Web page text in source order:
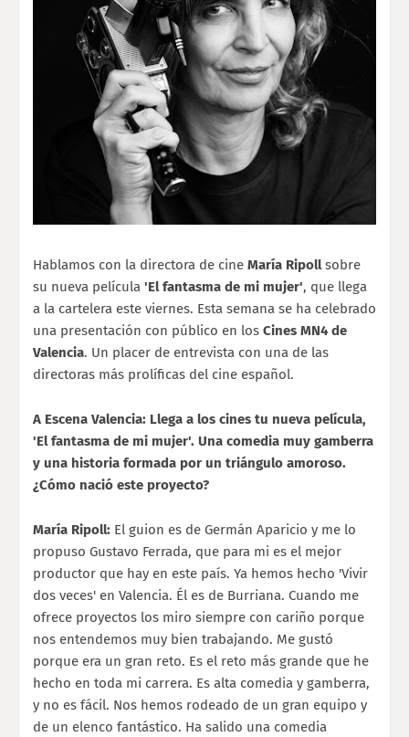
Hablamos con la directora de cine María Ripollsobre
su nueva película 'El fantasma de mi mujer', que llega
a la cartelera este viernes. Esta semana se ha celebrado
una presentación con público en los Cines MN4 de
Valencia. Un placer de entrevista con una de las
directoras más prolíficas del cine español.
A Escena Valencia: Llega a los cines tu nueva película,
'El fantasma de mi mujer'. Una comedia muy gamberra
y una historia formada por un triángulo amoroso.
¿Cómo nació este proyecto?
María Ripoll: El guion es de Germán Aparicio y me lo
propuso Gustavo Ferrada, que para mi es el mejor
productor que hay en este país. Ya hemos hecho 'Vivir
dos veces' en Valencia. Él es de Burriana. Cuando me
ofrece proyectos los miro siempre con cariño porque
nos entendemos muy bien trabajando. Me gustó
porque era un gran reto. Es el reto más grande que he
hecho en toda mi carrera. Es alta comedia y gamberra,
y no es fácil. Nos hemos rodeado de un gran equipo y
de un elenco fantástico. Ha salido una comedia